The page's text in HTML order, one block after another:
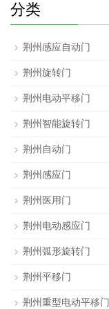
分类
荆州感应自动门
荆州旋转门
荆州电动平移门
荆州智能旋转门
荆州自动门
荆州感应门
荆州医用门
荆州电动感应门
荆州弧形旋转门
荆州平移门
荆州重型电动平移门